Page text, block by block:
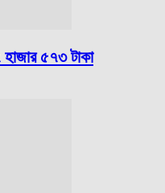
৫৭৩ টাকা